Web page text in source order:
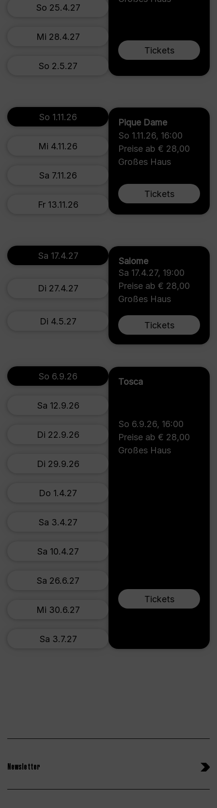
Tickets
So 25.4.27
Mi 28.4.27
So 2.5.27
Pique Dame
So 1.11.26, 16:00
Preise ab € 28,00
Großes Haus
Tickets
So 1.11.26
Mi 4.11.26
Sa 7.11.26
Fr 13.11.26
Salome
Sa 17.4.27, 19:00
Preise ab € 28,00
Großes Haus
Tickets
Sa 17.4.27
Di 27.4.27
Di 4.5.27
Tosca
So 6.9.26, 16:00
Preise ab € 28,00
Großes Haus
Tickets
So 6.9.26
Sa 12.9.26
Di 22.9.26
Di 29.9.26
Do 1.4.27
Sa 3.4.27
Sa 10.4.27
Sa 26.6.27
Mi 30.6.27
Sa 3.7.27
Newsletter